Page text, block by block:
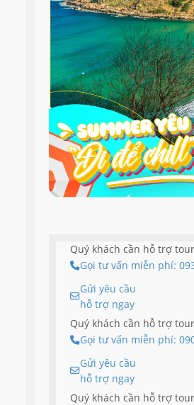
Quý khách cần hỗ trợ
Gọi tư vấn miễn phí:
Gửi yêu cầu
hỗ trợ ngay
Quý khách cần hỗ trợ
Gọi tư vấn miễn phí:
Gửi yêu cầu
hỗ trợ ngay
Quý khách cần hỗ trợ